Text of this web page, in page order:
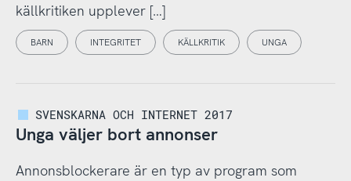
källkritiken upplever […]
BARN INTEGRITET KÄLLKRITIK UNGA
SVENSKARNA OCH INTERNET 2017
Unga väljer bort annonser
Annonsblockerare är en typ av program som